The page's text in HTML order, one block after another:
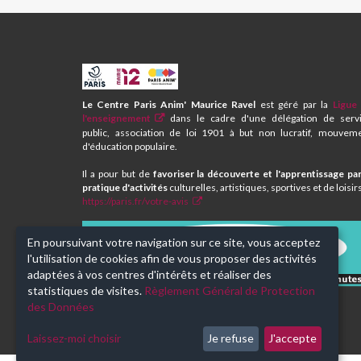
CPA
ET
CENTRE
SOCIAL
MAURICE
RAVEL
Le Centre Paris Anim' Maurice Ravel est géré par la Ligue
l'enseignement
dans le cadre d'une délégation de
public, association de loi 1901 à but non lucratif,
d'éducation populaire.
Il a pour but de favoriser la découverte et l'apprentissage
pratique d'activités culturelles, artistiques, sportives et de
https://paris.fr/votre-avis
Donnez-nous votre avis !
En poursuivant votre navigation sur ce site, vous acceptez
l'utilisation de cookies afin de vous proposer des activités
adaptées à vos centres d'intérêts et réaliser des
statistiques de visites. Règlement Général de Protection
des Données
Laissez-moi choisir Je refuse J'accepte